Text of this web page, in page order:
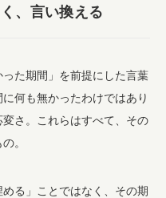
、言い換える
た期間」を前提にした言葉
何も無かったわけではあり
さ。これらはすべて、その
。
る」ことではなく、その期